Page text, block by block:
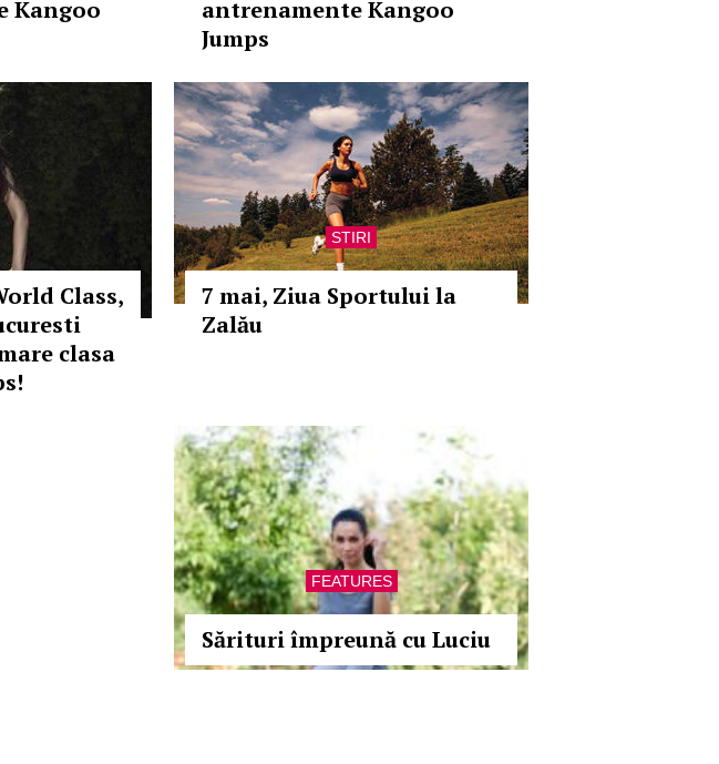
Kangoo
antrenamente Kangoo
Jumps
Class,
clasa
STIRI
7 mai, Ziua Sportului la
Zalău
FEATURES
Sărituri împreună cu Luciu